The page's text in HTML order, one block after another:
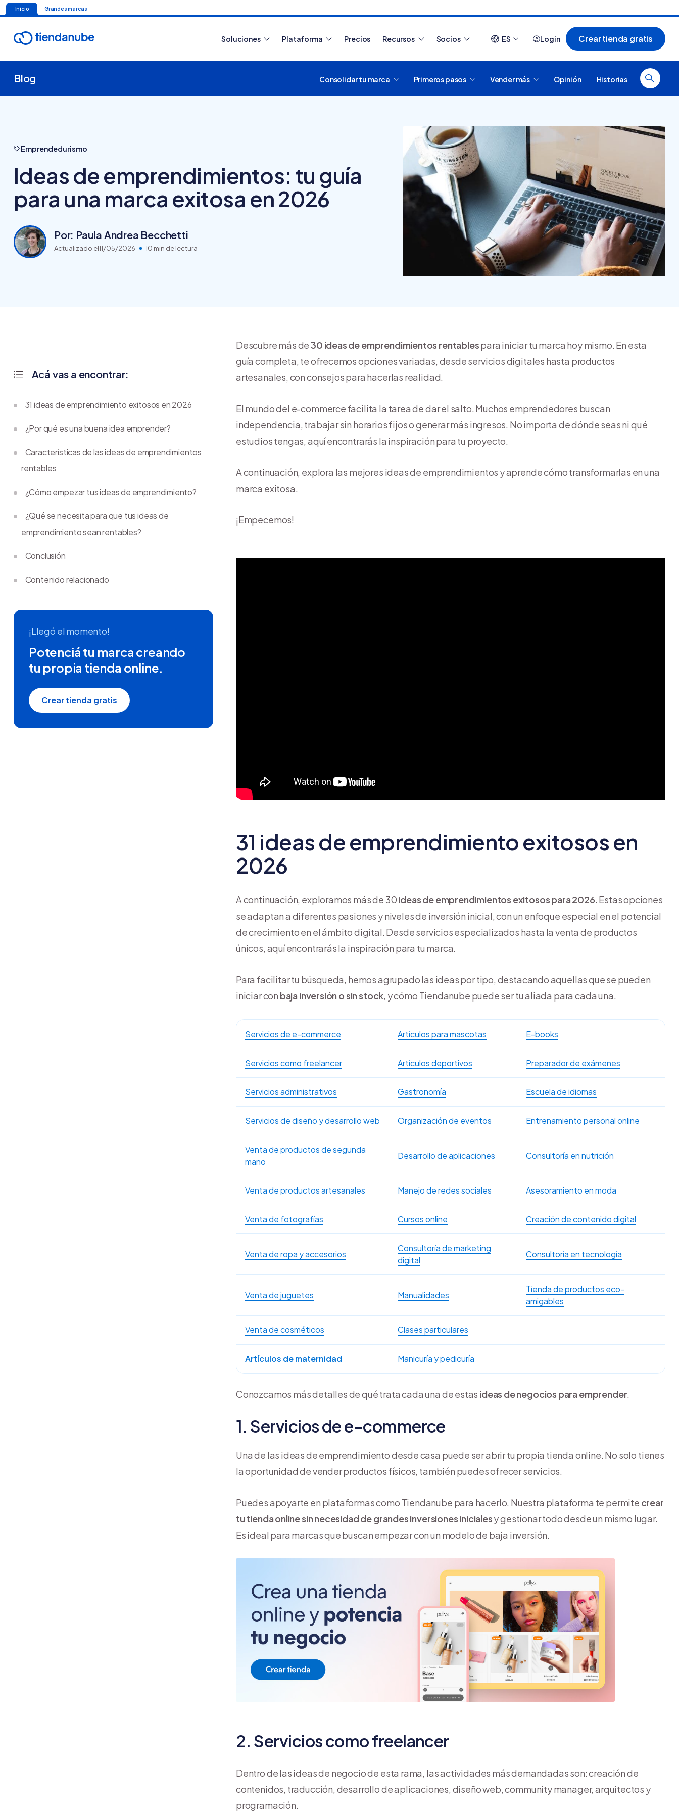
Inicio Grandes marcas
Soluciones Plataforma Precios Recursos
¿Cómo es comprar en
Tiendanube? Conocé
Nube para vender más
20 tiendas online
argentinas creadas con
Tiendanube
Socios ES Login Crear tienda gratis
Blog Consolidar tu marca Primeros pasos Vender más Opinión Historias
Emprendedurismo
Ideas de emprendimientos: tu guía
para una marca exitosa en 2026
Por: Paula Andrea Becchetti
Actualizado el11/05/2026 10 min de lectura
Descubre más de30 ideas de emprendimientos rentablespara iniciar tu marca hoy mismo. En esta
guía completa, te ofrecemos opciones variadas, desde servicios digitales hasta productos
artesanales, con consejos para hacerlas realidad.
El mundo del e-commerce facilita la tarea de dar el salto. Muchos emprendedores buscan
independencia, trabajar sin horarios fijos o generar más ingresos. No importa de dónde seas ni qué
estudios tengas, aquí encontrarás la inspiración para tu proyecto.
A continuación, explora las mejores ideas de emprendimientos y aprende cómo transformarlas en una
marca exitosa.
¡Empecemos!
31 ideas de emprendimiento exitosos en
2026
A continuación, exploramos más de 30ideas de emprendimientos exitosos para 2026. Estas opciones
se adaptan a diferentes pasiones y niveles de inversión inicial, con un enfoque especial en el potencial
de crecimiento en el ámbito digital. Desde servicios especializados hasta la venta de productos
únicos, aquí encontrarás la inspiración para tu marca.
Para facilitar tu búsqueda, hemos agrupado las ideas por tipo, destacando aquellas que se pueden
iniciar con baja inversión o sin stock, y cómo Tiendanube puede ser tu aliada para cada una.
Servicios de e-commerce Artículos para mascotas E-books
Servicios como freelancer Artículos deportivos Preparador de exámenes
Servicios administrativos Gastronomía Escuela de idiomas
Servicios de diseño y desarrollo web Organización de eventos Entrenamiento personal online
Venta de productos de segunda
mano
Desarrollo de aplicaciones Consultoría en nutrición
Venta de productos artesanales Manejo de redes sociales Asesoramiento en moda
Venta de fotografías Cursos online Creación de contenido digital
Venta de ropa y accesorios
Consultoría de marketing
digital
Consultoría en tecnología
Venta de juguetes Manualidades
Tienda de productos eco-
amigables
Venta de cosméticos Clases particulares
Artículos de maternidad Manicuría y pedicuría
Conozcamos más detalles de qué trata cada una de estas ideas de negocios para emprender.
1. Servicios de e-commerce
Una de las ideas de emprendimiento desde casa puede ser abrir tu propia tienda online. No solo tienes
la oportunidad de vender productos físicos, también puedes ofrecer servicios.
Puedes apoyarte en plataformas como Tiendanube para hacerlo. Nuestra plataforma te permite crear
tu tienda online sin necesidad de grandes inversiones inicialesy gestionar todo desde un mismo lugar.
Es ideal para marcas que buscan empezar con un modelo de baja inversión.
2. Servicios como freelancer
Dentro de las ideas de negocio de esta rama, las actividades más demandadas son: creación de
contenidos, traducción, desarrollo de aplicaciones, diseño web, community manager, arquitectos y
programación.
Acá vas a encontrar:
31 ideas de emprendimiento exitosos en 2026
¿Por qué es una buena idea emprender?
Características de las ideas de emprendimientos
rentables
¿Cómo empezar tus ideas de emprendimiento?
¿Qué se necesita para que tus ideas de
emprendimiento sean rentables?
Conclusión
Contenido relacionado
¡Llegó el momento!
Potenciá tu marca creando
tu propia tienda online.
Crear tienda gratis